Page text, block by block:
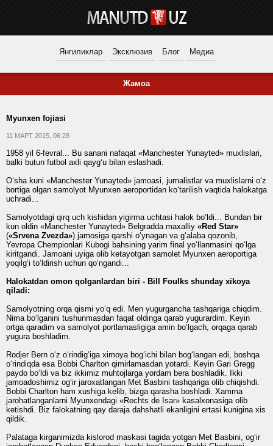
Янгиликлар Эксклюзив Блог Медиа
Жамоа
Myunxen fojiasi
11 МАРТ 2015, 06:28
1958 yil 6-fevral... Bu sanani nafaqat «Manchester Yunayted» muxlislari,
balki butun futbol axli qayg‘u bilan eslashadi.
O‘sha kuni «Manchester Yunayted» jamoasi, jurnalistlar va muxlislarni o‘z
bortiga olgan samolyot Myunxen aeroportidan ko‘tarilish vaqtida halokatga
uchradi...
Samolyotdagi qirq uch kishidan yigirma uchtasi halok bo‘ldi... Bundan bir
kun oldin «Manchester Yunayted» Belgradda maxalliy «Red Star»
(«Srvena Zvezda») jamosiga qarshi o‘ynagan va g‘alaba qozonib,
Yevropa Chempionlari Kubogi bahsining yarim final yo‘llanmasini qo‘lga
kiritgandi. Jamoani uyiga olib ketayotgan samolet Myunxen aeroportiga
yoqilg‘i to‘ldirish uchun qo‘ngandi...
Halokatdan omon qolganlardan biri - Bill Foulks shunday xikoya
qiladi:
Samolyotning orqa qismi yo‘q edi. Men yugurgancha tashqariga chiqdim.
Nima bo‘lganini tushunmasdan faqat oldinga qarab yugurardim. Keyin
ortga qaradim va samolyot portlamasligiga amin bo‘lgach, orqaga qarab
yugura boshladim.
Rodjer Bern o‘z o‘rindig‘iga ximoya bog‘ichi bilan bog‘langan edi, boshqa
o‘rindiqda esa Bobbi Charlton qimirlamasdan yotardi. Keyin Gari Gregg
paydo bo‘ldi va biz ikkimiz muhtojlarga yordam bera boshladik. Ikki
jamoadoshimiz og‘ir jaroxatlangan Met Basbini tashqariga olib chiqishdi.
Bobbi Charlton ham xushiga kelib, bizga qarasha boshladi. Xamma
jarohatlanganlarni Myunxendagi «Rechts de Isar» kasalxonasiga olib
ketishdi. Biz falokatning qay daraja dahshatli ekanligini ertasi kunigina xis
qildik.
Palataga kirganimizda kislorod maskasi tagida yotgan Met Basbini, og‘ir